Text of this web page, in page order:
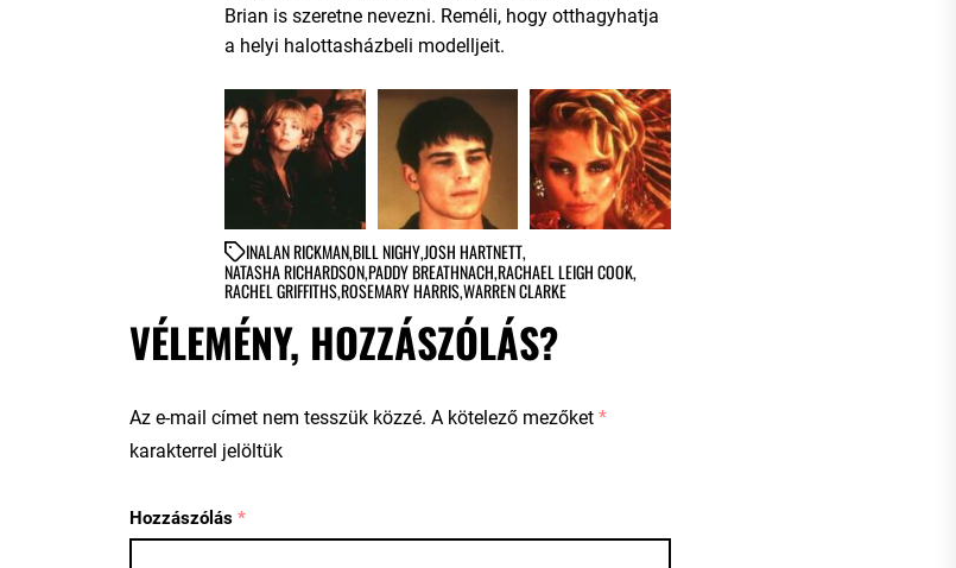
Brian is szeretne nevezni. Reméli, hogy otthagyhatja
a helyi halottasházbeli modelljeit.
INALAN RICKMAN,BILL NIGHY,JOSH HARTNETT,
NATASHA RICHARDSON,PADDY BREATHNACH,RACHAEL LEIGH COOK,
RACHEL GRIFFITHS,ROSEMARY HARRIS,WARREN CLARKE
VÉLEMÉNY, HOZZÁSZÓLÁS?
Az e-mail címet nem tesszük közzé. A kötelező mezőket *
karakterrel jelöltük
Hozzászólás *